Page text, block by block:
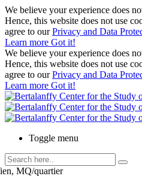
We believe your experience does
Hence, this website does not use
agree to ourPrivacy and Data
Learn more Got it!
We believe your experience does
Hence, this website does not use
agree to ourPrivacy and Data
Learn more Got it!
Toggle menu
MQ/quartier